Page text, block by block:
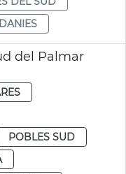
del Palmar
POBLES SUD